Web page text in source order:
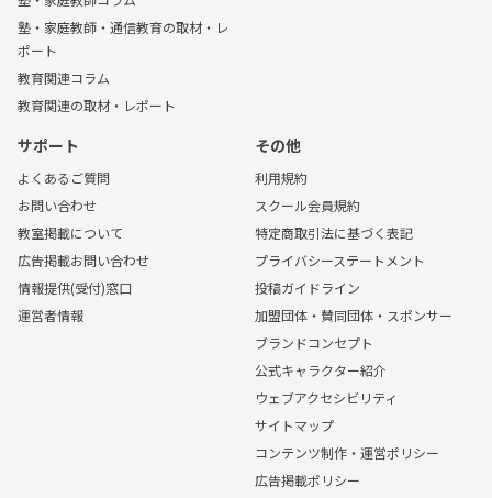
塾・家庭教師・通信教育の取材・レ
ポート
教育関連コラム
教育関連の取材・レポート
サポート
よくあるご質問
お問い合わせ
教室掲載について
広告掲載お問い合わせ
情報提供(受付)窓口
運営者情報
その他
利用規約
スクール会員規約
特定商取引法に基づく表記
プライバシーステートメント
投稿ガイドライン
加盟団体・賛同団体・スポンサー
ブランドコンセプト
公式キャラクター紹介
ウェブアクセシビリティ
サイトマップ
コンテンツ制作・運営ポリシー
広告掲載ポリシー